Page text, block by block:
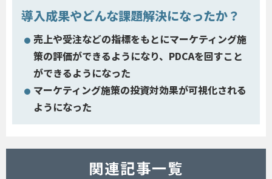
導入成果やどんな課題解決になったか？
売上や受注などの指標をもとにマーケティング施
策の評価ができるようになり、PDCAを回すこと
ができるようになった
マーケティング施策の投資対効果が可視化される
ようになった
関連記事一覧